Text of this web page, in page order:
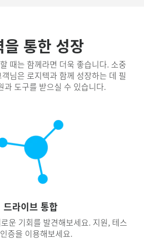
을 통한 성장
때는 함께라면 더욱 좋습니다. 소중
님은 로지텍과 함께 성장하는 데 필
과 도구를 받으실 수 있습니다.
드라이브 통합
운 기회를 발견해보세요. 지원, 테스
증을 이용해보세요.